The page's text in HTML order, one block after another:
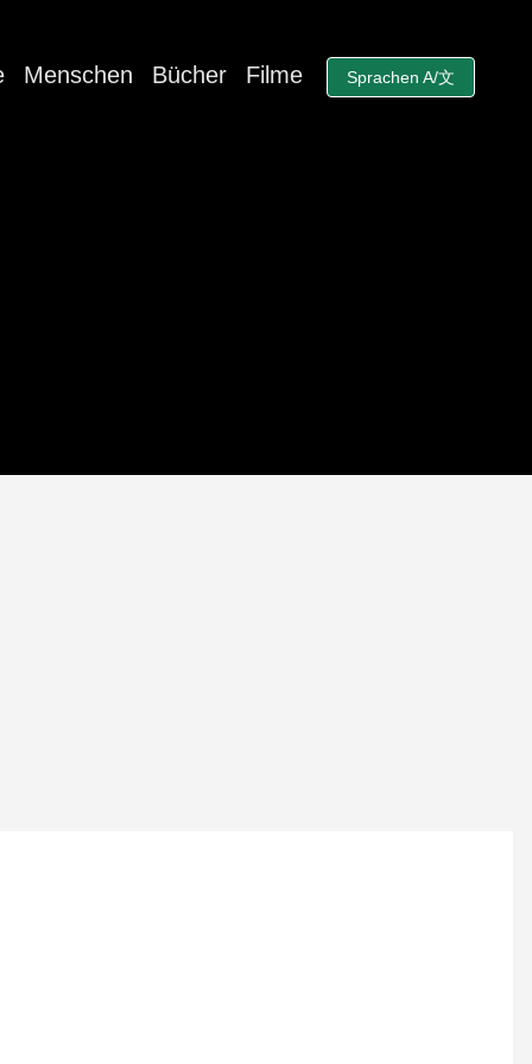
Menschen Bücher Filme Sprachen A/文